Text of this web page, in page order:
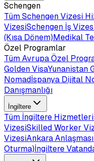
Schengen
TümSchengen Vizesi
VizesiSchengen İş
(Kısa Dönem)Medikal
Özel Programlar
TümAvrupa Özel
Golden VisaYunanistan
Nomadİspanya Dijital
Danışmanlığı
İngiltere
Tüm İngiltere
VizesiSkilled Worker
VizesiAnkara Anlaşması
Oturma)İngiltere